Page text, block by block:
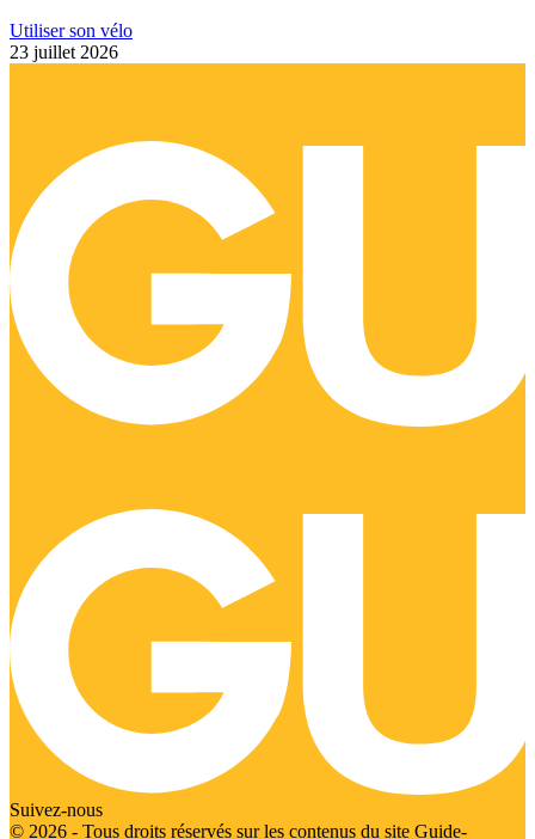
Utiliser son vélo
23 juillet 2026
Suivez-nous
© 2026 - Tous droits réservés sur les contenus du site Guide-